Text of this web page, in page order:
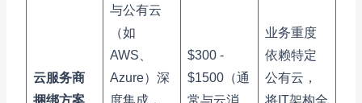
云服务商
捆绑方案
与公有云
（如
AWS、
Azure）深
度集成，
$300 -
$1500（通
常与云消
业务重度
依赖特定
公有云，
将IT架构全